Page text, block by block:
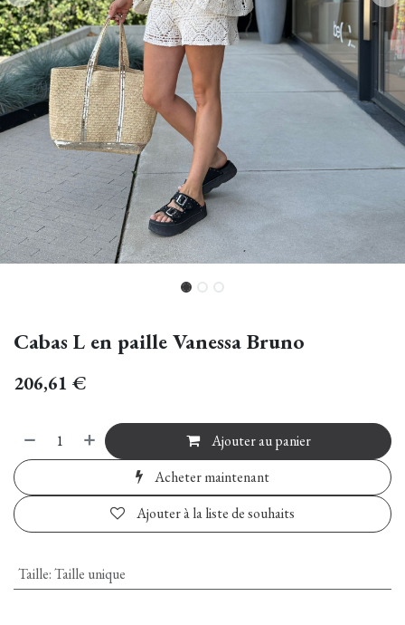
Cabas L en paille Vanessa Bruno
206,61 €
Ajouter au panier
Acheter maintenant
Ajouter à la liste de souhaits
Taille:Taille unique